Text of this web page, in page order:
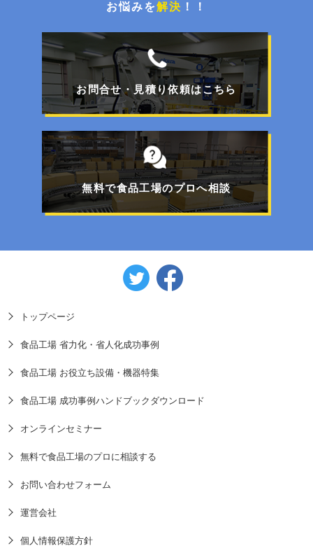
チョコ停解消と処理能力UP！封函・キの字梱包
ライン更新事例
【特集】FOOMA JAPAN 2026展示商品のご紹介
フォークリフトで移動可能！工事不要のパレット
一体型エアコン
お悩みを解決 ！！
お問合せ・見積り依頼はこちら
無料で食品工場のプロへ相談
トップページ
食品工場 省力化・省人化成功事例
食品工場 お役立ち設備・機器特集
食品工場 成功事例ハンドブックダウンロード
オンラインセミナー
無料で食品工場のプロに相談する
お問い合わせフォーム
運営会社
個人情報保護方針